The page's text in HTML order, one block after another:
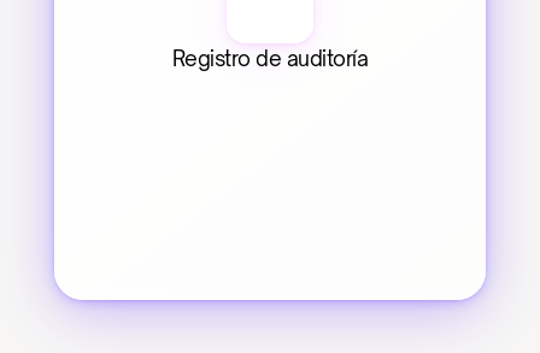
Registro de auditoría